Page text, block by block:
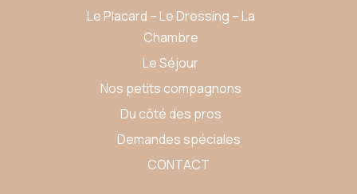
Le Placard – Le Dressing – La
Chambre
Le Séjour
Nos petits compagnons
Du côté des pros
Demandes spéciales
CONTACT